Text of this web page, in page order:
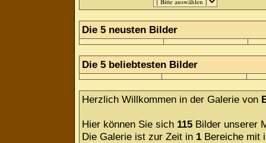
Die 5 neusten Bilder
Die 5 beliebtesten Bilder
Herzlich Willkommen in der Galerie von
Hier können Sie sich 115 Bilder unserer
Die Galerie ist zur Zeit in 1 Bereiche mit